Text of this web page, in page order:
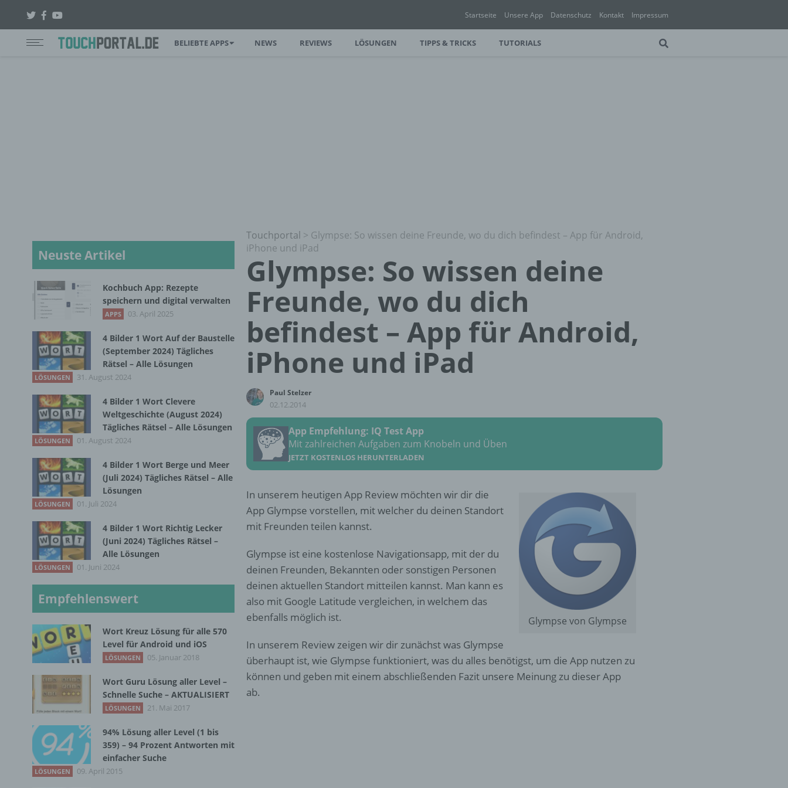
Startseite Unsere App Datenschutz Kontakt Impressum
BELIEBTE APPS NEWS REVIEWS LÖSUNGEN TIPPS & TRICKS TUTORIALS
Touchportal > Glympse: So wissen deine Freunde, wo du dich befindest – App für Android,
iPhone und iPad
Glympse: So wissen deine
Freunde, wo du dich
befindest – App für Android,
iPhone und iPad
Paul Stelzer
02.12.2014
App Empfehlung: IQ Test App
Mit zahlreichen Aufgaben zum Knobeln und Üben
JETZT KOSTENLOS HERUNTERLADEN
Glympse von Glympse
In unserem heutigen App Review möchten wir dir die
App Glympse vorstellen, mit welcher du deinen Standort
mit Freunden teilen kannst.
Glympse ist eine kostenlose Navigationsapp, mit der du
deinen Freunden, Bekannten oder sonstigen Personen
deinen aktuellen Standort mitteilen kannst. Man kann es
also mit Google Latitude vergleichen, in welchem das
ebenfalls möglich ist.
In unserem Review zeigen wir dir zunächst was Glympse
überhaupt ist, wie Glympse funktioniert, was du alles benötigst, um die App nutzen zu
können und geben mit einem abschließenden Fazit unsere Meinung zu dieser App
ab.
Neuste Artikel
Kochbuch App: Rezepte
speichern und digital verwalten
APPS 03. April 2025
4 Bilder 1 Wort Auf der Baustelle
(September 2024) Tägliches
Rätsel – Alle Lösungen
LÖSUNGEN 31. August 2024
4 Bilder 1 Wort Clevere
Weltgeschichte (August 2024)
Tägliches Rätsel – Alle Lösungen
LÖSUNGEN 01. August 2024
4 Bilder 1 Wort Berge und Meer
(Juli 2024) Tägliches Rätsel – Alle
Lösungen
LÖSUNGEN 01. Juli 2024
4 Bilder 1 Wort Richtig Lecker
(Juni 2024) Tägliches Rätsel –
Alle Lösungen
LÖSUNGEN 01. Juni 2024
Empfehlenswert
Wort Kreuz Lösung für alle 570
Level für Android und iOS
LÖSUNGEN 05. Januar 2018
Wort Guru Lösung aller Level –
Schnelle Suche – AKTUALISIERT
LÖSUNGEN 21. Mai 2017
94% Lösung aller Level (1 bis
359) – 94 Prozent Antworten mit
einfacher Suche
LÖSUNGEN 09. April 2015